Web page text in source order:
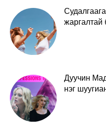
жаргалтай
Дуучин
нэг